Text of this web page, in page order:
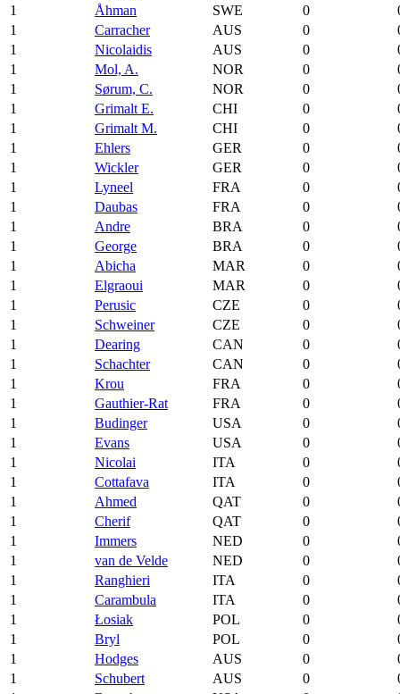
1
Åhman SWE 0
1
Carracher AUS 0
1
Nicolaidis AUS 0
1
Mol, A. NOR 0
1
Sørum, C. NOR 0
1
Grimalt E. CHI 0
1
Grimalt M. CHI 0
1
Ehlers GER 0
1
Wickler GER 0
1
Lyneel FRA 0
1
Daubas FRA 0
1
Andre BRA 0
1
George BRA 0
1
Abicha MAR 0
1
Elgraoui MAR 0
1
Perusic CZE 0
1
Schweiner CZE 0
1
Dearing CAN 0
1
Schachter CAN 0
1
Krou FRA 0
1
Gauthier-Rat FRA 0
1
Budinger USA 0
1
Evans USA 0
1
Nicolai ITA 0
1
Cottafava ITA 0
1
Ahmed QAT 0
1
Cherif QAT 0
1
Immers NED 0
1
van de Velde NED 0
1
Ranghieri ITA 0
1
Carambula ITA 0
1
Łosiak POL 0
1
Bryl POL 0
1
Hodges AUS 0
1
Schubert AUS 0